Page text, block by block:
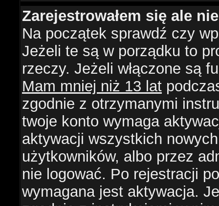
Zarejestrowałem się ale
Na początek sprawdź czy
Jeżeli te są w porządku to
rzeczy. Jeżeli włączone są
Mam mniej niż 13 lat
zgodnie z otrzymanymi
twoje konto wymaga
aktywacji wszystkich
użytkowników, albo przez
nie logować. Po rejestracji
wymagana jest aktywacja.